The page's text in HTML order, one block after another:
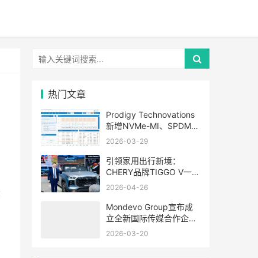
热门文章
Prodigy Technovations
新增NVMe-MI、SPDM、
PLDM等高级应用层协议
I3C协议训练器与分析仪
2026-03-29
引领家用出行新境：
CHERY品牌TIGGO V一车
三用震撼亮相北京车展
2026-04-26
Mondevo Group宣布成
立全新国际传媒合作企业
Phiphen International
2026-03-20